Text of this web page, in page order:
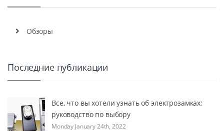
Обзоры
Последние публикации
Все, что вы хотели узнать об электрозамках:
руководство по выбору
Monday January 24th, 2022